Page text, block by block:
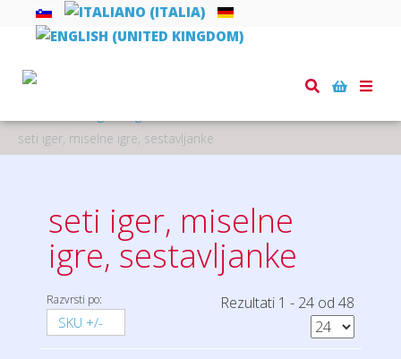
Toggle
seti iger, miselne igre, sestavljanke
seti iger, miselne
igre, sestavljanke
Razvrsti po:
SKU +/-
Rezultati 1 - 24 od 48